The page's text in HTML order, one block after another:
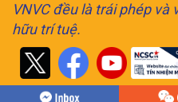
VNVC đều là trái phép và
hữu trí tuệ.